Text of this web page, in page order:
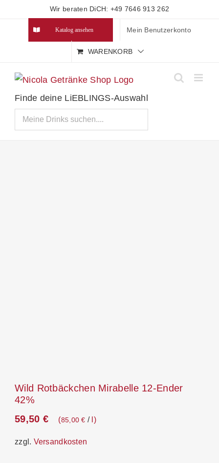
Wir beraten DiCH: +49 7646 913 262
Katalog ansehen Mein Benutzerkonto
WARENKORB
Finde deine LiEBLINGS-Auswahl
Wild Rotbäckchen Mirabelle 12-Ender
42%
59,50 € 85,00€ / l
zzgl. Versandkosten